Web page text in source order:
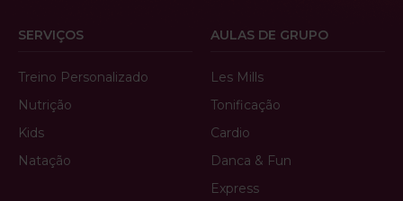
SERVIÇOS
Treino Personalizado
Nutrição
Kids
Natação
AULAS DE GRUPO
Les Mills
Tonificação
Cardio
Danca & Fun
Express